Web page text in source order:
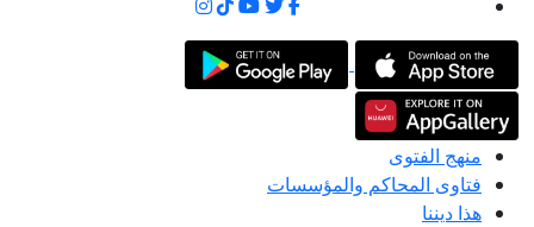
منهج الفتوى
فتاوى المحاكم والمؤسسات
هذا ديننا